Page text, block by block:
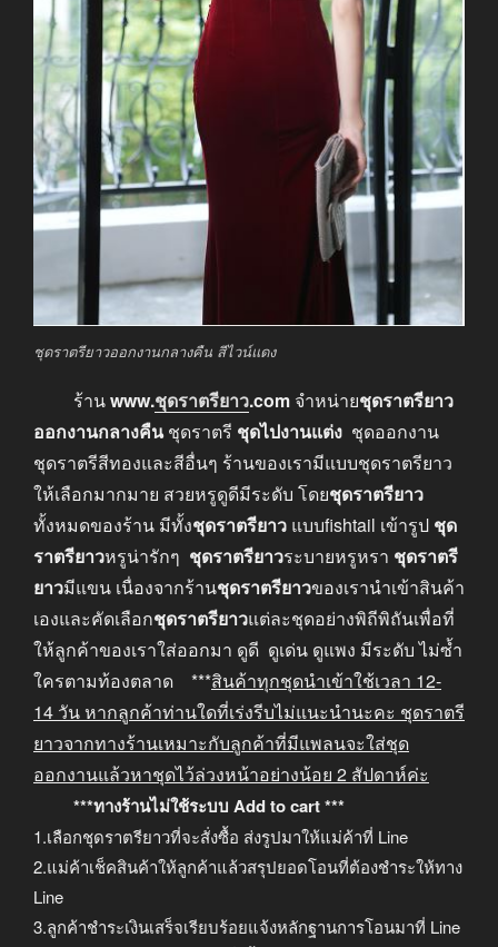
ชุดราตรียาวออกงานกลางคืน สีไวน์แดง
ร้านwww.ชุดราตรียาว.com จำหน่ายชุดราตรียาว
ออกงานกลางคืนชุดราตรี ชุดไปงานแต่ง ชุดออกงาน
ชุดราตรีสีทองและสีอื่นๆ ร้านของเรามีแบบชุดราตรียาว
ให้เลือกมากมาย สวยหรูดูดีมีระดับ โดยชุดราตรียาว
ทั้งหมดของร้าน มีทั้งชุดราตรียาว แบบfishtail เข้ารูป ชุด
ราตรียาวหรูน่ารักๆ ชุดราตรียาวระบายหรูหรา ชุดราตรี
ยาวมีแขน เนื่องจากร้านชุดราตรียาวของเรานำเข้าสินค้า
เองและคัดเลือกชุดราตรียาวแต่ละชุดอย่างพิถีพิถันเพื่อที่
ให้ลูกค้าของเราใส่ออกมา ดูดี ดูเด่น ดูแพง มีระดับ ไม่ซ้ำ
ใครตามท้องตลาด ***สินค้าทุกชุดนำเข้าใช้เวลา 12-
14 วัน หากลูกค้าท่านใดที่เร่งรีบไม่แนะนำนะคะ ชุดราตรี
ยาวจากทางร้านเหมาะกับลูกค้าที่มีแพลนจะใส่ชุด
ออกงานแล้วหาชุดไว้ล่วงหน้าอย่างน้อย 2 สัปดาห์ค่ะ
***ทางร้านไม่ใช้ระบบ Add to cart ***
1.เลือกชุดราตรียาวที่จะสั่งซื้อ ส่งรูปมาให้แม่ค้าที่ Line
2.แม่ค้าเช็คสินค้าให้ลูกค้าแล้วสรุปยอดโอนที่ต้องชำระให้ทาง
Line
3.ลูกค้าชำระเงินเสร็จเรียบร้อยแจ้งหลักฐานการโอนมาที่ Line